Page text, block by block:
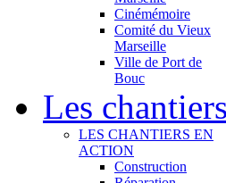
Cinémémoire
Comité du Vieux
Marseille
Ville de Port de
Bouc
Les
LES CHANTIERS EN
ACTION
Construction